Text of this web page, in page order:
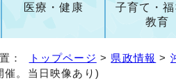
医療・健康
子育て・福
教育
： トップページ > 県政情報 >
催。当日映像あり)